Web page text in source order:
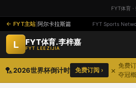
FYT体育
FYT主站 阿尔卡拉斯篇 FYT Sports
L FYT体育.李梓嘉
FYT LEEZIJIA
🏸2026世界杯倒计时
免费
夺冠
免费订阅 › ×